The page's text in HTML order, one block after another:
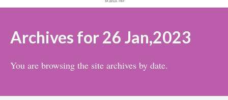
Archives for 26 Jan,2023
You are browsing the site archives by date.